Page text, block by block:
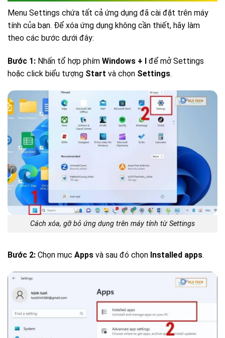
Menu Settings chứa tất cả ứng dụng đã cài đặt trên máy
tính của bạn. Để xóa ứng dụng không cần thiết, hãy làm
theo các bước dưới đây:
Bước 1: Nhấn tổ hợp phím Windows + I để mở Settings
hoặc click biểu tượng Start và chọn Settings.
Cách xóa, gỡ bỏ ứng dụng trên máy tính từ Settings
Bước 2: Chọn mục Apps và sau đó chọn Installed apps.